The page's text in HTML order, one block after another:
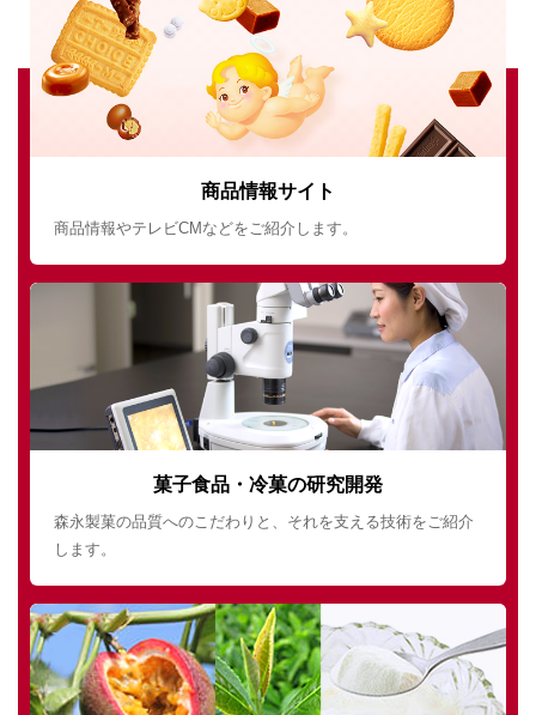
商品情報サイト
商品情報やテレビCMなどをご紹介します。
菓子食品・冷菓の研究開発
森永製菓の品質へのこだわりと、それを支える技術をご紹介
します。